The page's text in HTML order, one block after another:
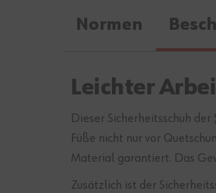
Normen
Leichter
Dieser Sicherheitsschuh der
Füße nicht nur vor
Material garantiert. Das
Zusätzlich ist der